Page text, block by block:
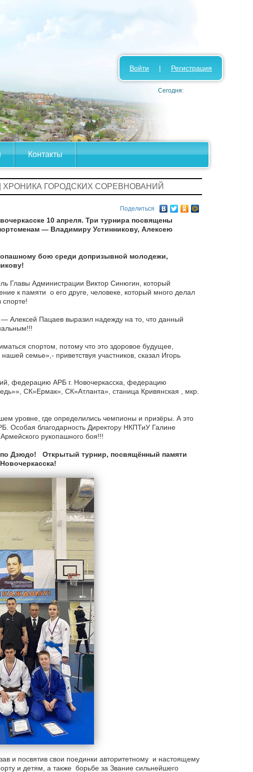
Контакты
Войти | Регистрация
Сегодня:
| ХРОНИКА ГОРОДСКИХ СОРЕВНОВАНИЙ
Поделиться
10 апреля. Три турнира посвящены
— Владимиру Устинникову, Алексею
бою среди допризывной молодежи,
Главы Администрации Виктор Синюгин, который
к памяти о его друге, человеке, который много делал
спорте!
Алексей Пацаев выразил надежду на то, что данный
спортом, потому что это здоровое будущее,
семье»,- приветствуя участников, сказал Игорь
федерацию АРБ г. Новочеркасска, федерацию
СК»Ермак», СК»Атланта», станица Кривянская , мкр.
уровне, где определились чемпионы и призёры. А это
Особая благодарность Директору НКПТиУ Галине
рукопашного боя!!!
Дзюдо! Открытый турнир, посвящённый памяти
и посвятив свои поединки авторитетному и настоящему
и детям, а также борьбе за Звание сильнейшего